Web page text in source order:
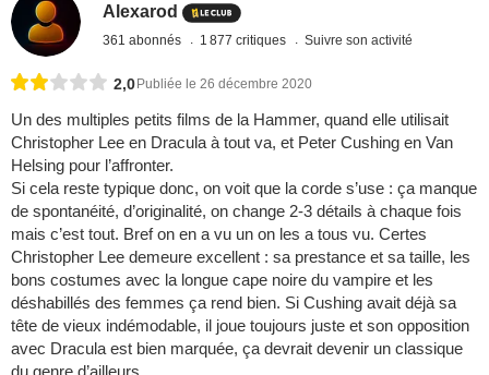
Alexarod
361 abonnés 1 877 critiques Suivre son activité
2,0 Publiée le 26 décembre 2020
Un des multiples petits films de la Hammer, quand elle utilisait
Christopher Lee en Dracula à tout va, et Peter Cushing en Van
Helsing pour l’affronter.
Si cela reste typique donc, on voit que la corde s’use : ça manque
de spontanéité, d’originalité, on change 2-3 détails à chaque fois
mais c’est tout. Bref on en a vu un on les a tous vu. Certes
Christopher Lee demeure excellent : sa prestance et sa taille, les
bons costumes avec la longue cape noire du vampire et les
déshabillés des femmes ça rend bien. Si Cushing avait déjà sa
tête de vieux indémodable, il joue toujours juste et son opposition
avec Dracula est bien marquée, ça devrait devenir un classique